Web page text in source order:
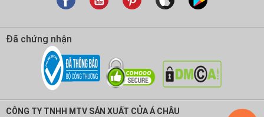
Đã chứng nhận
CÔNG TY TNHH MTV SẢN XUẤT CỬA Á CHÂU